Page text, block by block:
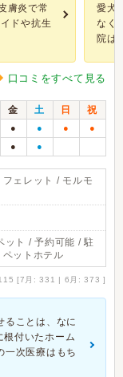
膚炎で常
ドや抗生
愛犬
なく
院は
口コミをすべて見る
金 土 日
祝
● ● ● ●
● ●
ェレット / モルモ
ット / 予約可能 / 駐
ットホテル
[7月: 331 | 6月: 373 ]
ることは、なに
根付いたホーム
一次医療はもち